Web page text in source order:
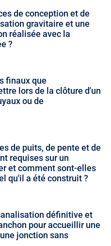
de conception et de
gravitaire et une
réalisée avec la
?
finaux que
lors de la clôture d'un
ou de
de puits, de pente et de
requises sur un
et comment sont-elles
qu'il a été construit ?
définitive et
pour accueillir une
jonction sans